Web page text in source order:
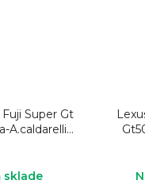
Fuji Super Gt
A.caldarelli
sklade